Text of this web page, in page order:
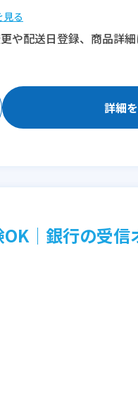
見る
や配送日登録、商品詳
詳細
銀行の受信